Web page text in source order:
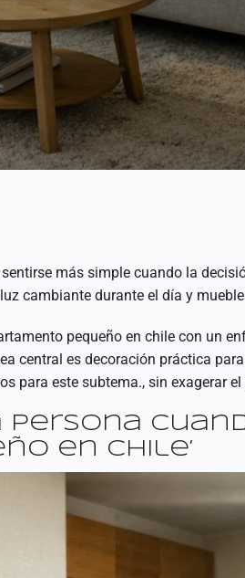
más simple cuando la
cambiante durante el día y
pequeño en chile con un
central es decoración práctica
para este subtema., sin exagerar
persona
en chile’